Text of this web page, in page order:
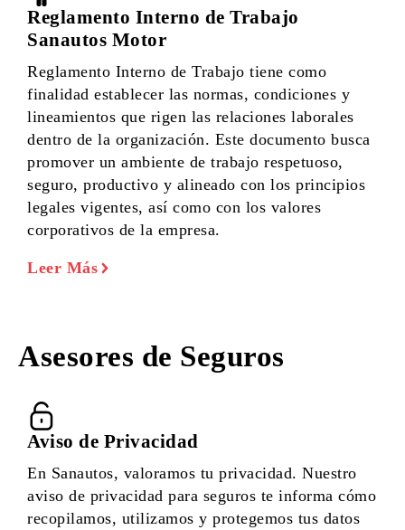
Reglamento Interno de Trabajo
Sanautos Motor
Reglamento Interno de Trabajo tiene como
finalidad establecer las normas, condiciones y
lineamientos que rigen las relaciones laborales
dentro de la organización. Este documento busca
promover un ambiente de trabajo respetuoso,
seguro, productivo y alineado con los principios
legales vigentes, así como con los valores
corporativos de la empresa.
Leer Más
Asesores de Seguros
Aviso de Privacidad
En Sanautos, valoramos tu privacidad. Nuestro
aviso de privacidad para seguros te informa cómo
recopilamos, utilizamos y protegemos tus datos